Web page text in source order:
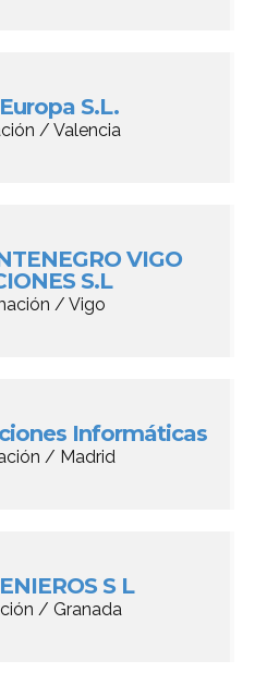
S.L.
/ Valencia
VIGO
S.L
/ Vigo
Informáticas
/ Madrid
S L
/ Granada